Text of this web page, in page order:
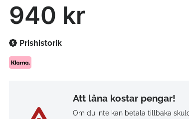
940 kr
Prishistorik
Att låna kostar pengar!
Om du inte kan betala tillbaka